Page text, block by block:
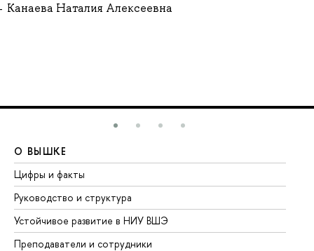
Канаева Наталия Алексеевна
О ВЫШКЕ
Цифры и факты
Руководство и структура
Устойчивое развитие в НИУ ВШЭ
Преподаватели и сотрудники